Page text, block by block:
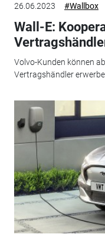
26.06.2023 #Wallbox
Wall-E:
Volvo-Kunden können
Vertragshändler